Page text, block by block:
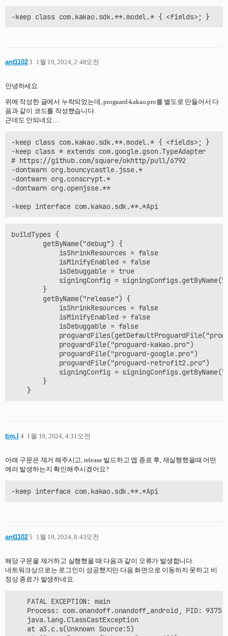
# For using GSON @Expose annotation
#-keep class com.google.gson.stream.** { *; }
# Application classes that will be serialized/
-keep class
# Prevent proguard from stripping interface information
# JsonSerializer, JsonDeserializer instances (so they
-keep class * implements
-keep class * implements
# Prevent R8 from leaving Data object members always
-keepclassmembers,allowobfuscation class * {
@com.google.gson.annotations.SerializedName
-keep,allowobfuscation,allowshrinking class * extends
##---------------End: proguard configuration for
-dontwarn okhttp3.internal.platform.**
-dontwarn org.conscrypt.**
-dontwarn org.bouncycastle.**
-dontwarn org.openjsse.**
-dontwarn org.slf4j.**
-keep class com.kakao.sdk.**.model.* { <fields>; }
ant1102 1월 19, 2024, 2:48오전
3
안녕하세요.
위에 작성한 글에서 누락되었는데, proguard-kakao.pro를 별도로 만들어서 다
음과 같이 코드를 작성했습니다.
근데도 안되네요…
-keep class com.kakao.sdk.**.model.* { <fields>; }
-keep class * extends com.google.gson.TypeAdapter
# https://github.com/square/okhttp/pull/6792
-dontwarn org.bouncycastle.jsse.*
-dontwarn org.conscrypt.*
-dontwarn org.openjsse.**
-keep interface com.kakao.sdk.**.*Api
buildTypes {
        getByName("debug") {
            isShrinkResources = false
            isMinifyEnabled = false
            isDebuggable = true
signingConfig =
        }
        getByName("release") {
            isShrinkResources = false
            isMinifyEnabled = false
            isDebuggable = false
            proguardFile("proguard-kakao.pro")
            proguardFile("proguard-google.pro")
            proguardFile("proguard-retrofit2.pro")
signingConfig =
        }
tim.l 1월 19, 2024, 4:31오전
4
아래 구문은 제거 해주시고, release 빌드하고 앱 종료 후, 재실행했을때 어떤
에러 발생하는지 확인해주시겠어요?
-keep interface com.kakao.sdk.**.*Api
ant1102 1월 19, 2024, 8:43오전
5
해당 구문을 제거하고 실행했을 때 다음과 같이 오류가 발생합니다.
네트워크상으로는 로그인이 성공했지만 다음 화면으로 이동하지 못하고 비
정상 종료가 발생하네요.
    FATAL EXCEPTION: main
    Process: com.onandoff.onandoff_android, PID: 9375
    java.lang.ClassCastException
    at a3.c.s(Unknown Source:5)